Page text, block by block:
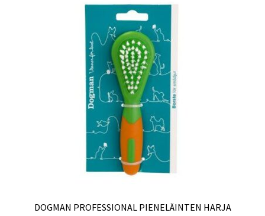
DOGMAN PROFESSIONAL PIENELÄINTEN HARJA